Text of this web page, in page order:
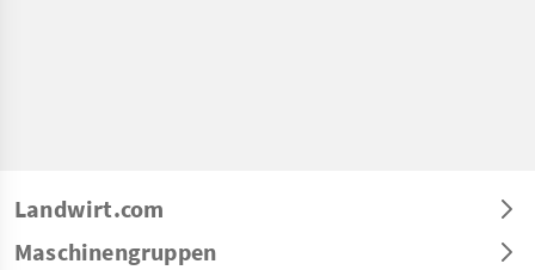
Landwirt.com
Maschinengruppen